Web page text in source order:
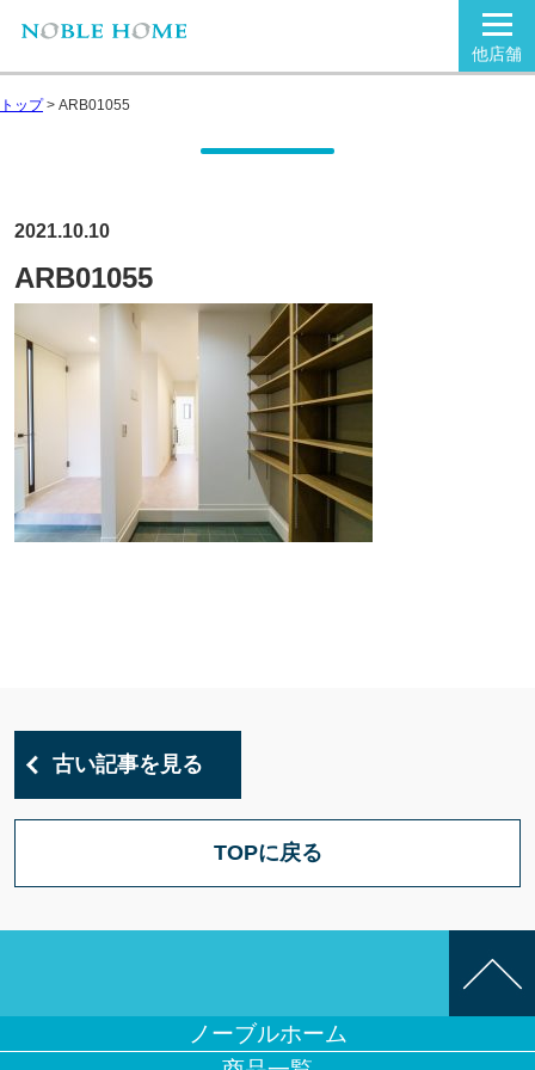
他店舗
トップ> ARB01055
2021.10.10
ARB01055
古い記事を見る
TOPに戻る
ノーブルホーム